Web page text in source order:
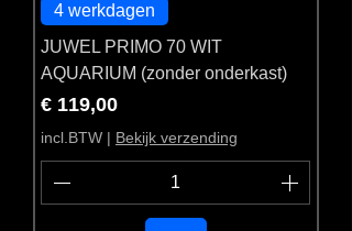
4 werkdagen
JUWEL PRIMO 70 WIT
AQUARIUM (zonder onderkast)
Prijs
€ 119,00
incl.BTW | Bekijk verzending